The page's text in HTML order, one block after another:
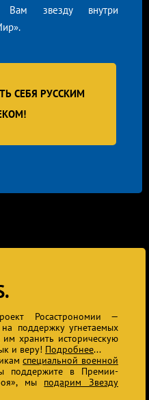
звезду внутри
СЕБЯ РУССКИМ
Росастрономии —
поддержку угнетаемых
им хранить историческую
и веру! Подробнее...
специальной военной
поддержите в Премии-
мы подарим Звезду